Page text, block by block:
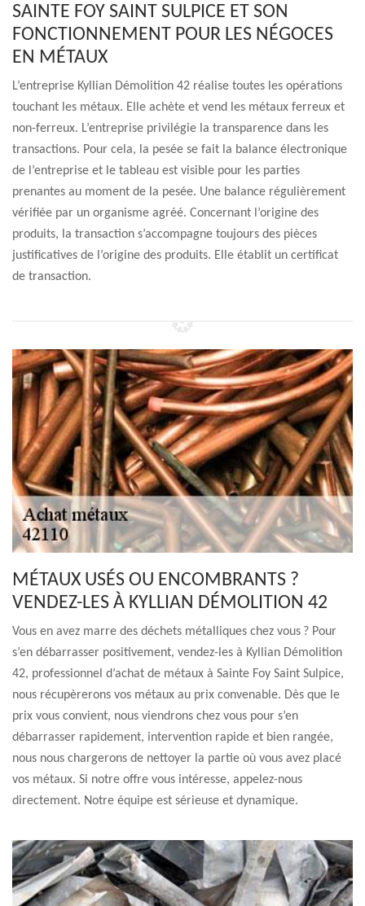
SAINTE FOY SAINT SULPICE ET SON
FONCTIONNEMENT POUR LES NÉGOCES
EN MÉTAUX
L’entreprise Kyllian Démolition 42 réalise toutes les opérations
touchant les métaux. Elle achète et vend les métaux ferreux et
non-ferreux. L’entreprise privilégie la transparence dans les
transactions. Pour cela, la pesée se fait la balance électronique
de l’entreprise et le tableau est visible pour les parties
prenantes au moment de la pesée. Une balance régulièrement
vérifiée par un organisme agréé. Concernant l’origine des
produits, la transaction s’accompagne toujours des pièces
justificatives de l’origine des produits. Elle établit un certificat
de transaction.
MÉTAUX USÉS OU ENCOMBRANTS ?
VENDEZ-LES À KYLLIAN DÉMOLITION 42
Vous en avez marre des déchets métalliques chez vous ? Pour
s’en débarrasser positivement, vendez-les à Kyllian Démolition
42, professionnel d’achat de métaux à Sainte Foy Saint Sulpice,
nous récupèrerons vos métaux au prix convenable. Dès que le
prix vous convient, nous viendrons chez vous pour s’en
débarrasser rapidement, intervention rapide et bien rangée,
nous nous chargerons de nettoyer la partie où vous avez placé
vos métaux. Si notre offre vous intéresse, appelez-nous
directement. Notre équipe est sérieuse et dynamique.